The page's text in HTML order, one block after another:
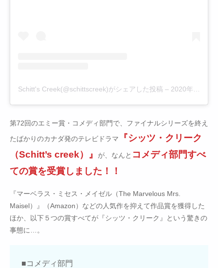
Schitt's Creek(@schittscreek)がシェアした投稿 – 2020年 9月月17日午後5時19分PDT
第72回のエミー賞・コメディ部門で、ファイナルシリーズを終え
たばかりのカナダ発のテレビドラマ
『シッツ・クリーク
（Schitt’s creek）』
が、なんと コメディ部門すべ
ての賞を受賞しました！！
『マーベラス・ミセス・メイゼル（The Marvelous Mrs.
Maisel）』（Amazon）などの人気作を抑えて作品賞を獲得した
ほか、以下５つの賞すべてが『シッツ・クリーク』という驚きの
事態に…。
■コメディ部門